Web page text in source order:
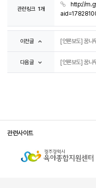
관련링크 1개
http://
이전글
다음글
관련사이트